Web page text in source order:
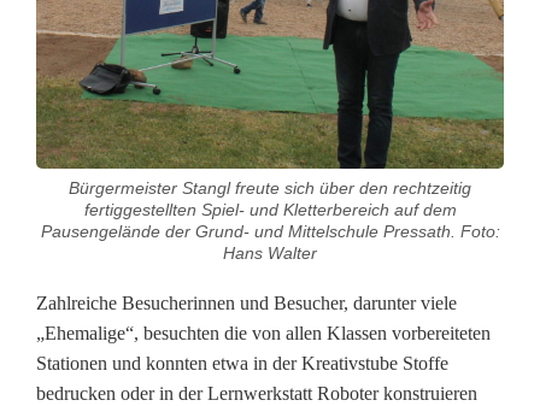
r
S
p
i
-
u
n
Bürgermeister Stangl freute sich über den rechtzeitig
fertiggestellten Spiel- und Kletterbereich auf dem
Pausengelände der Grund- und Mittelschule Pressath. Foto:
Hans Walter
Zahlreiche Besucherinnen und Besucher, darunter viele
„Ehemalige“, besuchten die von allen Klassen vorbereiteten
Stationen und konnten etwa in der Kreativstube Stoffe
bedrucken oder in der Lernwerkstatt Roboter konstruieren